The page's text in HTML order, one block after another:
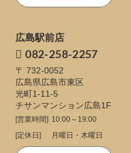
広島駅前店
082-258-2257
〒 732-0052
広島県広島市東区
光町1-11-5
チサンマンション広島1F
[営業時間] 10:00～19:00
[定休日]
月曜日・木曜日